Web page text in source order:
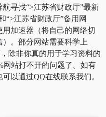
寻找“>江苏省财政厅”最新
“>江苏省财政厅”备用网
加速器（将自己的网络切
。部分网站需要科学上
除非你真的用于学习资料的
网站打不开的问题了。如有
以通过QQ在线联系我们。